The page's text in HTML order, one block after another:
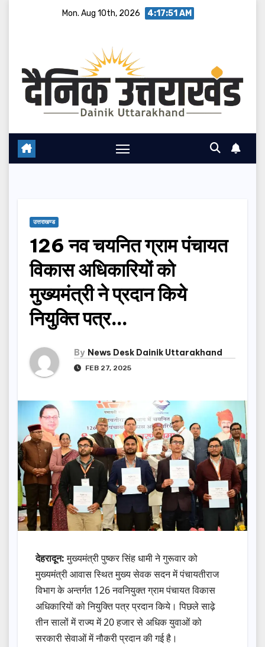
Mon. Aug 10th, 2026 4:17:52 AM
उत्तराखण्ड
126 नव चयनित ग्राम पंचायत
विकास अधिकारियों को
मुख्यमंत्री ने प्रदान किये
नियुक्ति पत्र…
By News Desk Dainik Uttarakhand
FEB 27, 2025
देहरादून:मुख्यमंत्री पुष्कर सिंह धामी ने गुरूवार को
मुख्यमंत्री आवास स्थित मुख्य सेवक सदन में पंचायतीराज
विभाग के अन्तर्गत 126 नवनियुक्त ग्राम पंचायत विकास
अधिकारियों को नियुक्ति पत्र प्रदान किये। पिछले साढ़े
तीन सालों में राज्य में 20 हजार से अधिक युवाओं को
सरकारी सेवाओं में नौकरी प्रदान की गई है।